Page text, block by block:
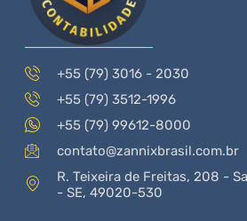
+55 (79) 3016 - 2030
+55 (79) 3512-1996
+55 (79) 99612-8000
contato@zannixbrasil.com.br
R. Teixeira de Freitas, 208 -
- SE, 49020-530